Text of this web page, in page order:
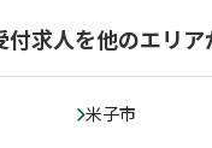
求人を他のエリア
米子市